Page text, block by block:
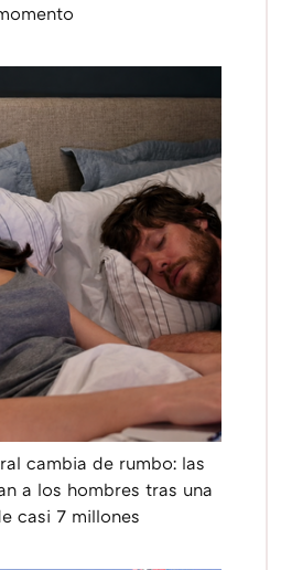
cambia de rumbo: las
a los hombres tras una
casi 7 millones